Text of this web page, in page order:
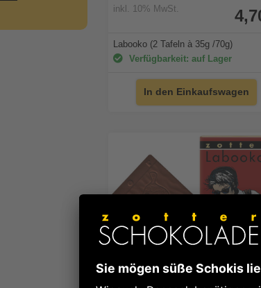
inkl. 10% MwSt.
Labooko (2 Tafeln à 35g /70g)
Verfügbarkeit: auf Lager
In den Einkaufswagen